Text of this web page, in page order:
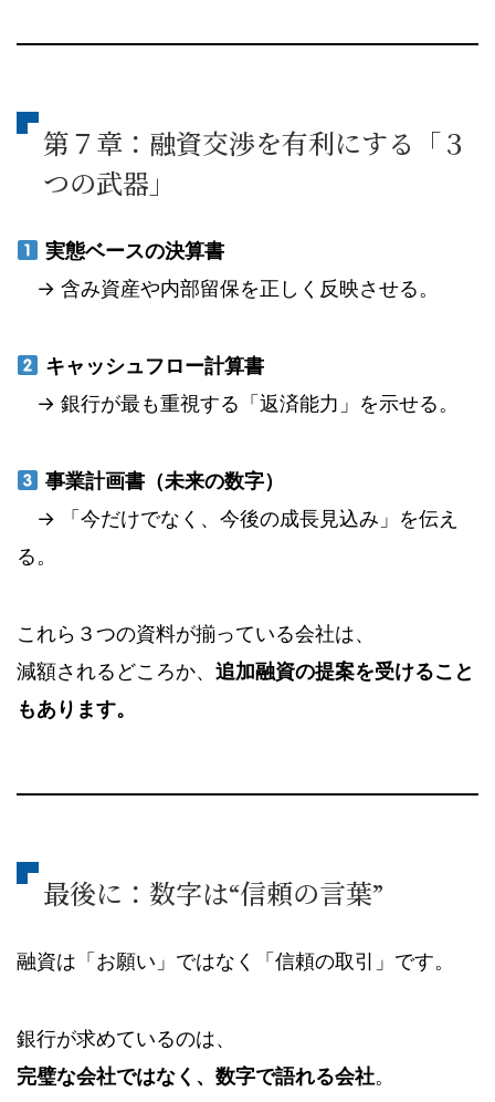
第７章：融資交渉を有利にする「３
つの武器」
実態ベースの決算書
→ 含み資産や内部留保を正しく反映させる。
キャッシュフロー計算書
→ 銀行が最も重視する「返済能力」を示せる。
事業計画書（未来の数字）
→ 「今だけでなく、今後の成長見込み」を伝え
る。
これら３つの資料が揃っている会社は、
減額されるどころか、 追加融資の提案を受けること
もあります。
最後に：数字は“信頼の言葉”
融資は「お願い」ではなく「信頼の取引」です。
銀行が求めているのは、
完璧な会社ではなく、数字で語れる会社。